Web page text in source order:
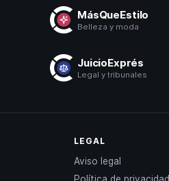
MásQueEstilo
Belleza y moda
JuicioExprés
Legal y tribunales
LEGAL
Aviso legal